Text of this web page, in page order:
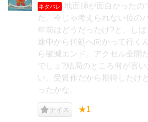
ネタバレ
地面師が面白かったの
た。今じゃ考えられない位の
年前はどうだったけ?と、し
途中から何処へ向かって行く
ら破滅エンド。アクセル全開
でしょ?結局のところ何が言
い。受賞作だから期待したけ
ったかな。
ナイス ★1